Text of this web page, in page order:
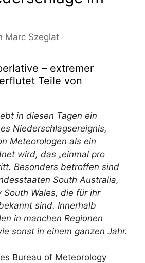
Marc Szeglat
– extremer
Teile von
in diesen Tagen ein
Niederschlagsereignis,
Meteorologen als ein
wird, das „einmal pro
Besonders betroffen sind
South Australia,
South Wales, die für ihr
sind. Innerhalb
in manchen Regionen
sonst in einem ganzen Jahr.
Bureau of Meteorology